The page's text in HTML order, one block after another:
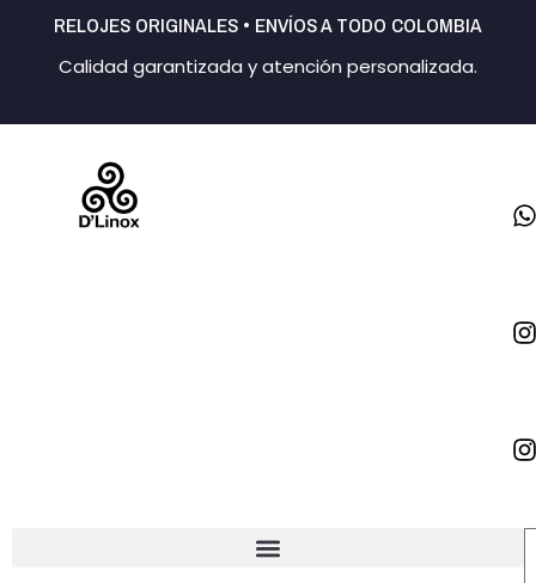
contenido
RELOJES ORIGINALES • ENVÍOS A TODO COLOMBIA
Calidad garantizada y atención personalizada.